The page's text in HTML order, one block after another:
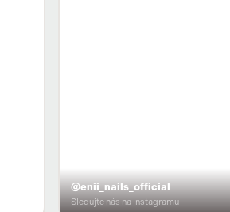
@enii_nails_official
Sledujte nás na Instagramu